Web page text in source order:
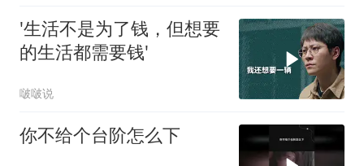
'生活不是为了钱，但想要
的生活都需要钱'
啵啵说
你不给个台阶怎么下